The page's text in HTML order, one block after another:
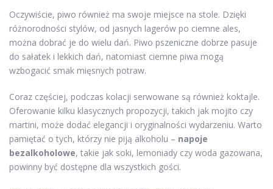
Oczywiście, piwo również ma swoje miejsce na stole. Dzięki
różnorodności stylów, od jasnych lagerów po ciemne ales,
można dobrać je do wielu dań. Piwo pszeniczne dobrze pasuje
do sałatek i lekkich dań, natomiast ciemne piwa mogą
wzbogacić smak mięsnych potraw.
Coraz częściej, podczas kolacji serwowane są również koktajle.
Oferowanie kilku klasycznych propozycji, takich jak mojito czy
martini, może dodać elegancji i oryginalności wydarzeniu. Warto
pamiętać o tych, którzy nie piją alkoholu – napoje
bezalkoholowe, takie jak soki, lemoniady czy woda gazowana,
powinny być dostępne dla wszystkich gości.